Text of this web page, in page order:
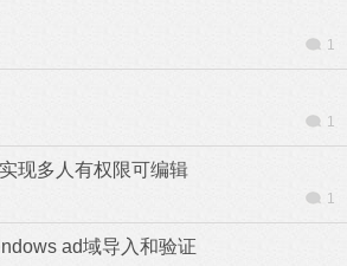
1
1
现多人有权限可编辑
1
ad域导入和验证